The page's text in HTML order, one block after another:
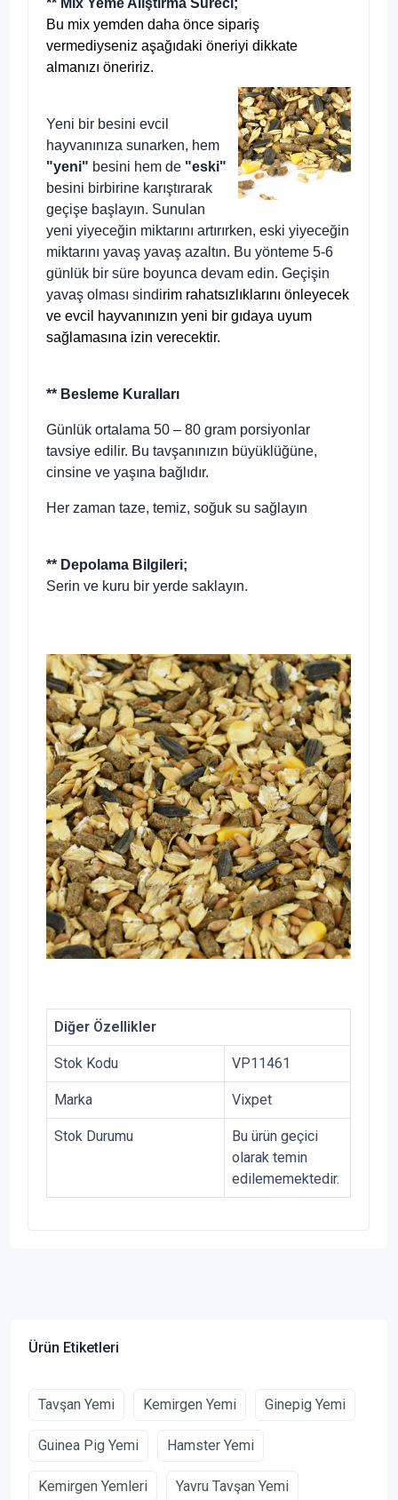
** Mix Yeme Alıştırma Süreci;
Bu mix yemden daha önce sipariş
vermediyseniz aşağıdaki öneriyi dikkate
almanızı öneririz.
Yeni bir besini evcil
hayvanınıza sunarken, hem
"yeni" besini hem de "eski"
besini birbirine karıştırarak
geçişe başlayın. Sunulan
yeni yiyeceğin miktarını artırırken, eski yiyeceğin
miktarını yavaş yavaş azaltın. Bu yönteme 5-6
günlük bir süre boyunca devam edin. Geçişin
yavaş olması sindirim rahatsızlıklarını önleyecek
ve evcil hayvanınızın yeni bir gıdaya uyum
sağlamasına izin verecektir.
** Besleme Kuralları
Günlük ortalama 50 – 80 gram porsiyonlar
tavsiye edilir. Bu tavşanınızın büyüklüğüne,
cinsine ve yaşına bağlıdır.
Her zaman taze, temiz, soğuk su sağlayın
** Depolama Bilgileri;
Serin ve kuru bir yerde saklayın.
Diğer Özellikler
Stok Kodu VP11461
Marka Vixpet
Stok Durumu
Bu ürün geçici
olarak temin
edilememektedir.
Ürün Etiketleri
Tavşan Yemi Kemirgen Yemi Ginepig Yemi
Guinea Pig Yemi Hamster Yemi
Kemirgen Yemleri Yavru Tavşan Yemi